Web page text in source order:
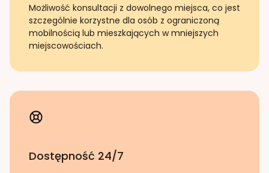
Możliwość konsultacji z dowolnego miejsca, co jest
szczególnie korzystne dla osób z ograniczoną
mobilnością lub mieszkających w mniejszych
miejscowościach.
Dostępność 24/7